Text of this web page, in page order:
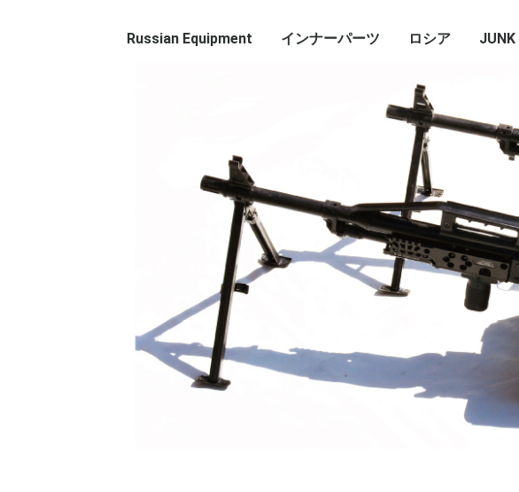
エアガン本体
エアガン本体
パーツ KIZUNA WORKS
TWI
NB
ZENITCO
TM ZENITCO
CORE Airsoft
ASURA DYNAMICS
5ku
Russian Equipment
レア物 単品販売 バラ
インナーパーツ ロシア
ロシア